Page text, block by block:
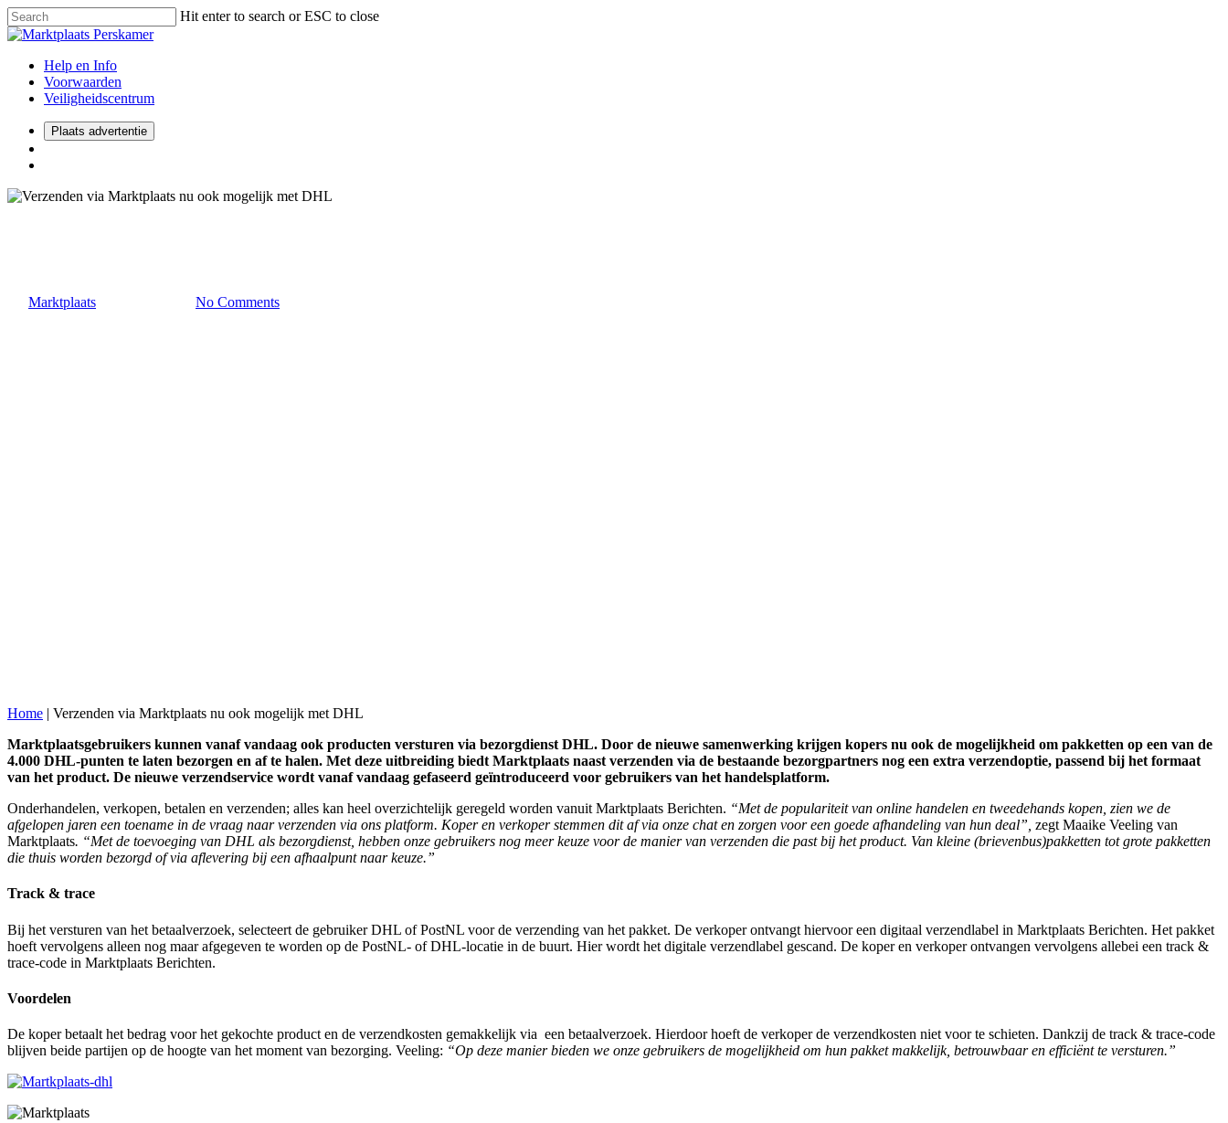
Hit enter to search or ESC to close
Help en Info
Voorwaarden
Veiligheidscentrum
Plaats advertentie
Marktplaats No Comments
Home | Verzenden via Marktplaats nu ook mogelijk met DHL
Marktplaatsgebruikers kunnen vanaf vandaag ook producten versturen via bezorgdienst DHL. Door de nieuwe samenwerking krijgen kopers nu ook de mogelijkheid om pakketten op een van de
4.000 DHL-punten te laten bezorgen en af te halen. Met deze uitbreiding biedt Marktplaats naast verzenden via de bestaande bezorgpartners nog een extra verzendoptie, passend bij het formaat
van het product. De nieuwe verzendservice wordt vanaf vandaag gefaseerd geïntroduceerd voor gebruikers van het handelsplatform.
Onderhandelen, verkopen, betalen en verzenden; alles kan heel overzichtelijk geregeld worden vanuit Marktplaats Berichten. “Met de populariteit van online handelen en tweedehands kopen, zien we de
afgelopen jaren een toename in de vraag naar verzenden via ons platform. Koper en verkoper stemmen dit af via onze chat en zorgen voor een goede afhandeling van hun deal”, zegt Maaike Veeling van
Marktplaats. “Met de toevoeging van DHL als bezorgdienst, hebben onze gebruikers nog meer keuze voor de manier van verzenden die past bij het product. Van kleine (brievenbus)pakketten tot grote pakketten
die thuis worden bezorgd of via aflevering bij een afhaalpunt naar keuze.”
Track & trace
Bij het versturen van het betaalverzoek, selecteert de gebruiker DHL of PostNL voor de verzending van het pakket. De verkoper ontvangt hiervoor een digitaal verzendlabel in Marktplaats Berichten. Het pakket
hoeft vervolgens alleen nog maar afgegeven te worden op de PostNL- of DHL-locatie in de buurt. Hier wordt het digitale verzendlabel gescand. De koper en verkoper ontvangen vervolgens allebei een track &
trace-code in Marktplaats Berichten.
Voordelen
De koper betaalt het bedrag voor het gekochte product en de verzendkosten gemakkelijk via een betaalverzoek. Hierdoor hoeft de verkoper de verzendkosten niet voor te schieten. Dankzij de track & trace-code
blijven beide partijen op de hoogte van het moment van bezorging. Veeling: “Op deze manier bieden we onze gebruikers de mogelijkheid om hun pakket makkelijk, betrouwbaar en efficiënt te versturen.”